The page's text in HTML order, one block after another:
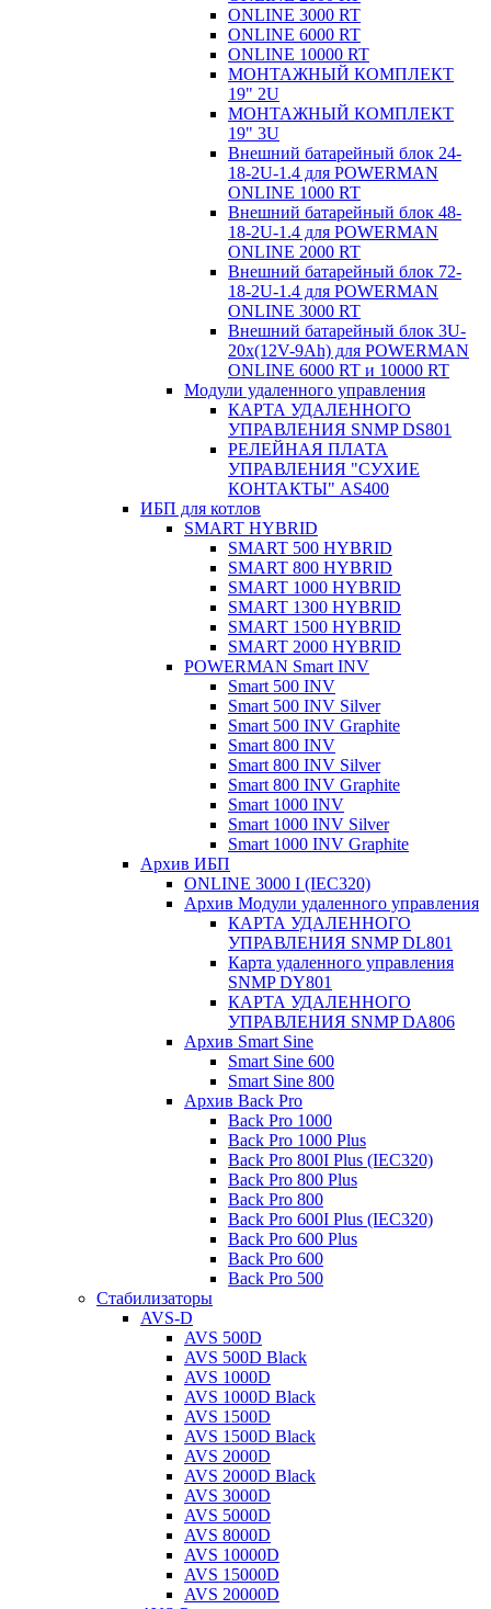
ONLINE 3000 RT
ONLINE 6000 RT
ONLINE 10000 RT
МОНТАЖНЫЙ КОМПЛЕКТ
19" 2U
МОНТАЖНЫЙ КОМПЛЕКТ
19" 3U
Внешний батарейный блок 24-
18-2U-1.4 для POWERMAN
ONLINE 1000 RT
Внешний батарейный блок 48-
18-2U-1.4 для POWERMAN
ONLINE 2000 RT
Внешний батарейный блок 72-
18-2U-1.4 для POWERMAN
ONLINE 3000 RT
Внешний батарейный блок 3U-
20x(12V-9Ah) для POWERMAN
ONLINE 6000 RT и 10000 RT
Модули удаленного управления
КАРТА УДАЛЕННОГО
УПРАВЛЕНИЯ SNMP DS801
РЕЛЕЙНАЯ ПЛАТА
УПРАВЛЕНИЯ "СУХИЕ
КОНТАКТЫ" AS400
ИБП для котлов
SMART HYBRID
SMART 500 HYBRID
SMART 800 HYBRID
SMART 1000 HYBRID
SMART 1300 HYBRID
SMART 1500 HYBRID
SMART 2000 HYBRID
POWERMAN Smart INV
Smart 500 INV
Smart 500 INV Silver
Smart 500 INV Graphite
Smart 800 INV
Smart 800 INV Silver
Smart 800 INV Graphite
Smart 1000 INV
Smart 1000 INV Silver
Smart 1000 INV Graphite
Архив ИБП
ONLINE 3000 I (IEC320)
Архив Модули удаленного управления
КАРТА УДАЛЕННОГО
УПРАВЛЕНИЯ SNMP DL801
Карта удаленного управления
SNMP DY801
КАРТА УДАЛЕННОГО
УПРАВЛЕНИЯ SNMP DА806
Архив Smart Sine
Smart Sine 600
Smart Sine 800
Архив Back Pro
Back Pro 1000
Back Pro 1000 Plus
Back Pro 800I Plus (IEC320)
Back Pro 800 Plus
Back Pro 800
Back Pro 600I Plus (IEC320)
Back Pro 600 Plus
Back Pro 600
Back Pro 500
Стабилизаторы
AVS-D
AVS 500D
AVS 500D Black
AVS 1000D
AVS 1000D Black
AVS 1500D
AVS 1500D Black
AVS 2000D
AVS 2000D Black
AVS 3000D
AVS 5000D
AVS 8000D
AVS 10000D
AVS 15000D
AVS 20000D